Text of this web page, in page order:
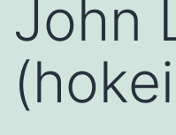
John